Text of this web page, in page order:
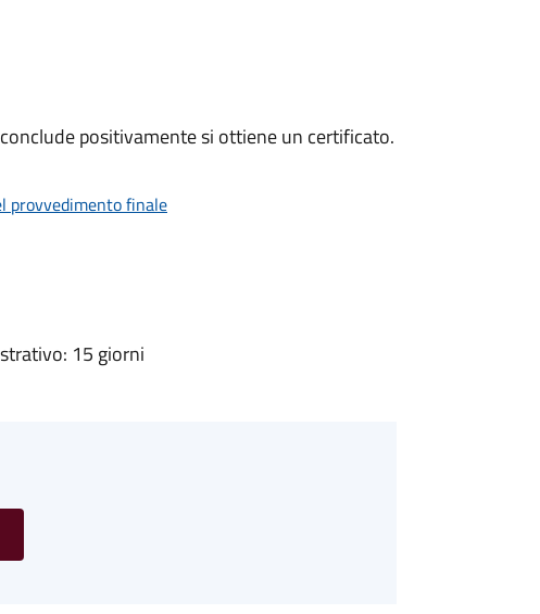
positivamente si ottiene un certificato.
provvedimento finale
15 giorni